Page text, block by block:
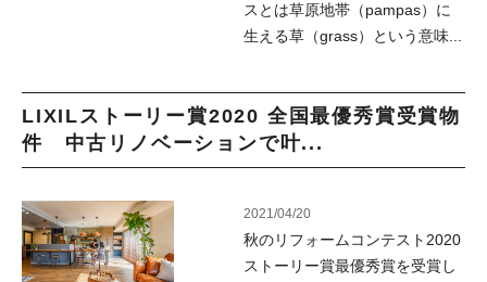
スとは草原地帯（pampas）に
生える草（grass）という意味...
LIXILストーリー賞2020 全国最優秀賞受賞物
件 中古リノベーションで叶...
2021/04/20
秋のリフォームコンテスト2020
ストーリー賞最優秀賞を受賞し